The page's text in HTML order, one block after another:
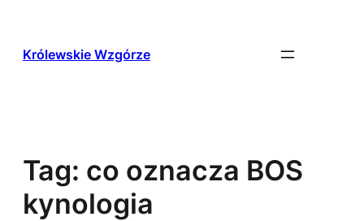
treści
Królewskie Wzgórze
Tag: co oznacza BOS
kynologia